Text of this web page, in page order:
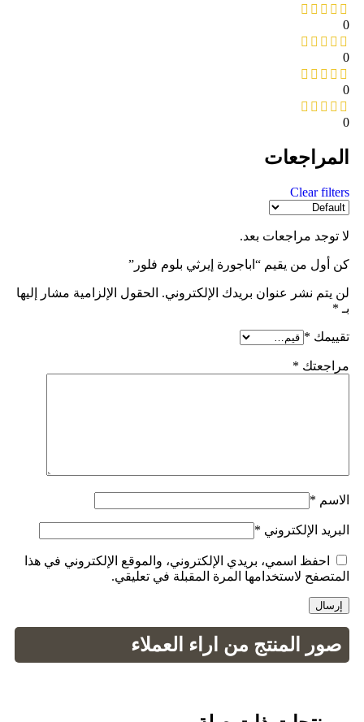
0
0
0
0
المراجعات
Clear filters
لا توجد مراجعات بعد.
كن أول من يقيم “اباجورة إيرثي بلوم فلور”
لن يتم نشر عنوان بريدك الإلكتروني. الحقول الإلزامية مشار إليها
بـ *
تقييمك *
مراجعتك *
الاسم *
البريد الإلكتروني *
احفظ اسمي، بريدي الإلكتروني، والموقع الإلكتروني في هذا
المتصفح لاستخدامها المرة المقبلة في تعليقي.
صور المنتج من اراء العملاء